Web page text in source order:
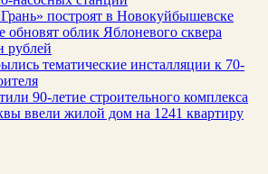
построят в Новокуйбышевске
обновят облик Яблоневого сквера
рублей
тематические инсталляции к 70-
90-летие строительного комплекса
ввели жилой дом на 1241 квартиру